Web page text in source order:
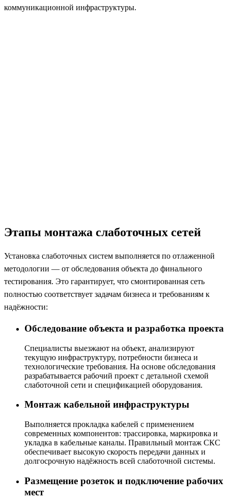
коммуникационной инфраструктуры.
Этапы монтажа слаботочных сетей
Установка слаботочных систем выполняется по отлаженной
методологии — от обследования объекта до финального
тестирования. Это гарантирует, что смонтированная сеть
полностью соответствует задачам бизнеса и требованиям к
надёжности:
Обследование объекта и разработка проекта
Специалисты выезжают на объект, анализируют
текущую инфраструктуру, потребности бизнеса и
технологические требования. На основе обследования
разрабатывается рабочий проект с детальной схемой
слаботочной сети и спецификацией оборудования.
Монтаж кабельной инфраструктуры
Выполняется прокладка кабелей с применением
современных компонентов: трассировка, маркировка и
укладка в кабельные каналы. Правильный монтаж СКС
обеспечивает высокую скорость передачи данных и
долгосрочную надёжность всей слаботочной системы.
Размещение розеток и подключение рабочих
мест